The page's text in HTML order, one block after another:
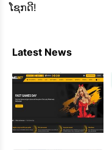
ໂຊກ​ດີ!
Latest News